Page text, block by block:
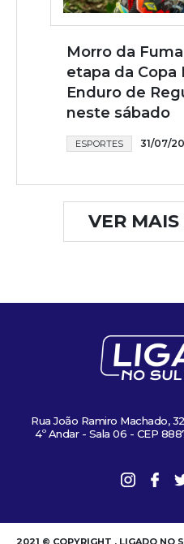
Morro da
etapa da Copa
Enduro de
neste sábado
ESPORTES 31/07/
VER
Rua João Ramiro Machado,
4º Andar - Sala 06 - CEP
2021 © COPYRIGHT . LIGADO NO